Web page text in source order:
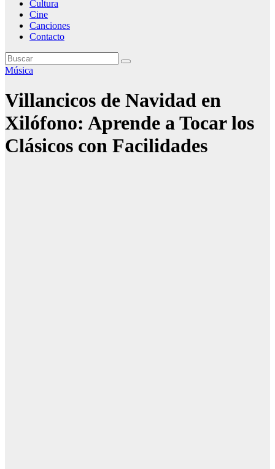
Cultura
Cine
Canciones
Contacto
Música
Villancicos de Navidad en
Xilófono: Aprende a Tocar los
Clásicos con Facilidades